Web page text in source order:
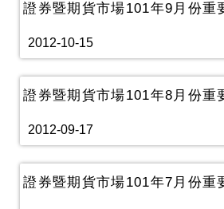
證券暨期貨市場101年9月份重
2012-10-15
證券暨期貨市場101年8月份重
2012-09-17
證券暨期貨市場101年7月份重